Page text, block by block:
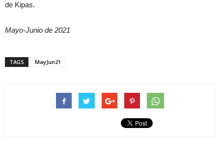
de Kipas.
Mayo-Junio de 2021
TAGS MayJun21